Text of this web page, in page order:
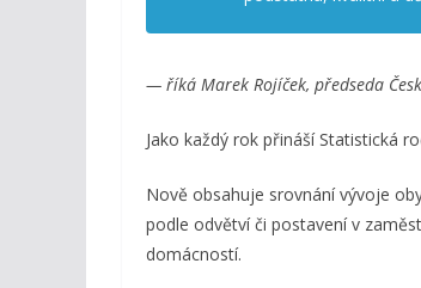
— říká Marek Rojíček, předseda
Jako každý rok přináší Statistická
Nově obsahuje srovnání vývoje
podle odvětví či postavení v
domácností.